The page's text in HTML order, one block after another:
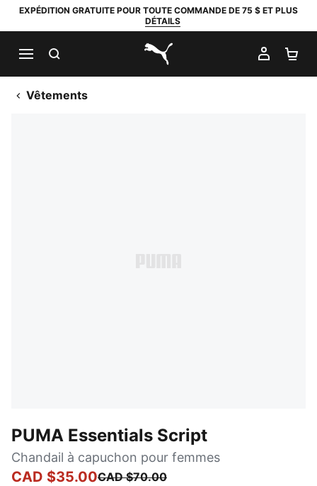
EXPÉDITION GRATUITE POUR TOUTE COMMANDE DE 75 $ ET PLUS
DÉTAILS
PUMA.com
MON
Vêtements
PUMA Essentials Script
Chandail à capuchon pour femmes
CAD $35.00CAD $70.00